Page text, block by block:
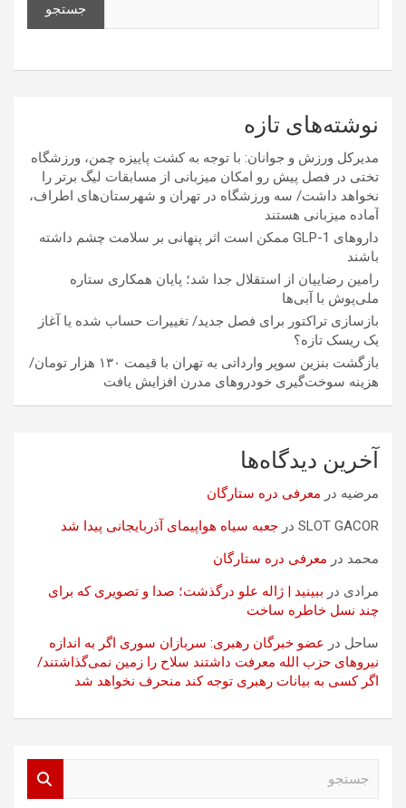
جستجو
نوشته‌های تازه
مدیرکل ورزش و جوانان: با توجه به کشت پاییزه چمن، ورزشگاه
تختی در فصل پیش رو امکان میزبانی از مسابقات لیگ برتر را
نخواهد داشت/ سه ورزشگاه در تهران و شهرستان‌های اطراف،
آماده میزبانی هستند
داروهای GLP-1 ممکن است اثر پنهانی بر سلامت چشم داشته
باشند
رامین رضاییان از استقلال جدا شد؛ پایان همکاری ستاره
ملی‌پوش با آبی‌ها
بازسازی تراکتور برای فصل جدید/ تغییرات حساب شده یا آغاز
یک ریسک تازه؟
بازگشت بنزین سوپر وارداتی به تهران با قیمت ۱۳۰ هزار تومان/
هزینه سوخت‌گیری خودرو‌های مدرن افزایش یافت
آخرین دیدگاه‌ها
مرضیه در معرفی دره ستارگان
SLOT GACOR در جعبه سیاه هواپیمای آذربایجانی پیدا شد
محمد در معرفی دره ستارگان
مرادی در ببینید | ژاله علو درگذشت؛ صدا و تصویری که برای
چند نسل خاطره ساخت
ساحل در عضو خبرگان رهبری: سربازان سوری اگر به اندازه
نیروهای حزب الله معرفت داشتند سلاح را زمین نمی‌گذاشتند/
اگر کسی به بیانات رهبری توجه کند منحرف نخواهد شد